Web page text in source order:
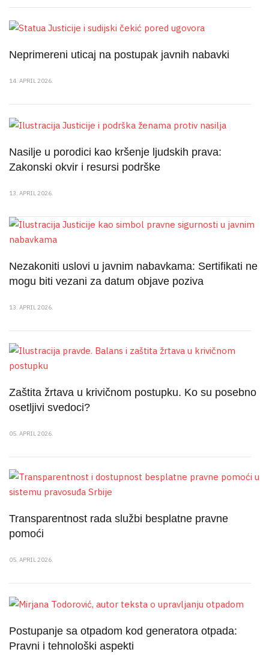
Neprimereni uticaj na postupak javnih nabavki
14. APRIL 2026.
Nasilje u porodici kao kršenje ljudskih prava:
Zakonski okvir i resursi podrške
13. APRIL 2026.
Nezakoniti uslovi u javnim nabavkama: Sertifikati ne
mogu biti vezani za datum objave poziva
13. APRIL 2026.
Zaštita žrtava u krivičnom postupku. Ko su posebno
osetljivi svedoci?
05. APRIL 2026.
Transparentnost rada službi besplatne pravne
pomoći
05. APRIL 2026.
Postupanje sa otpadom kod generatora otpada:
Pravni i tehnološki aspekti